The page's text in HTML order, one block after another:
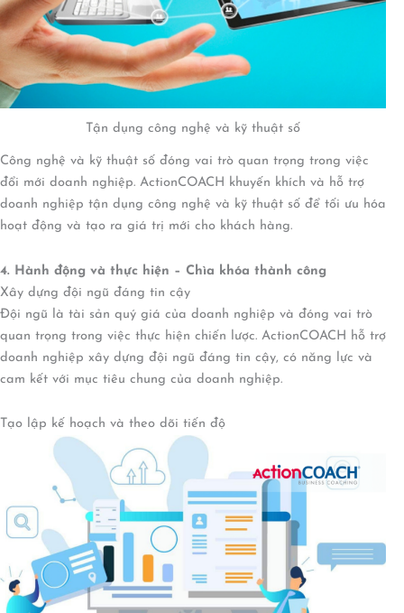
Tận dụng công nghệ và kỹ thuật số
Công nghệ và kỹ thuật số đóng vai trò quan trọng trong việc
đổi mới doanh nghiệp. ActionCOACH khuyến khích và hỗ trợ
doanh nghiệp tận dụng công nghệ và kỹ thuật số để tối ưu hóa
hoạt động và tạo ra giá trị mới cho khách hàng.
4. Hành động và thực hiện – Chìa khóa thành công
Xây dựng đội ngũ đáng tin cậy
Đội ngũ là tài sản quý giá của doanh nghiệp và đóng vai trò
quan trọng trong việc thực hiện chiến lược. ActionCOACH hỗ trợ
doanh nghiệp xây dựng đội ngũ đáng tin cậy, có năng lực và
cam kết với mục tiêu chung của doanh nghiệp.
Tạo lập kế hoạch và theo dõi tiến độ